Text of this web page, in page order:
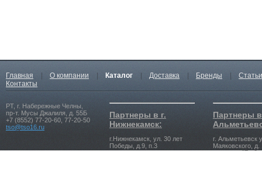
Главная О компании Каталог Доставка Бренды
Статьи
Контакты
РТ, г. Набережные Челны,
пр-т. Мусы Джалиля, д. 55Б
+7 (8552) 77-20-60, 77-20-50
tso@tso16.ru
Партнеры в г.
Нижнекамск:
г.Нижнекамск, ул. 30 лет
Победы, д.9, п.3
Партнеры в
г. Альметьевск
Маяковского, д.
магазина